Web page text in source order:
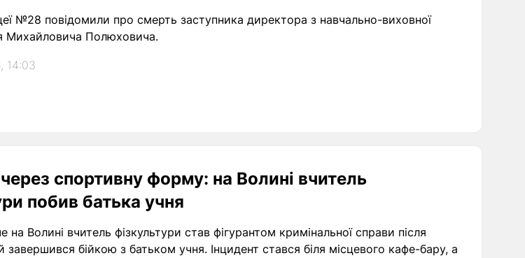
№28 повідомили про смерть заступника директора з навчально-виховної
Михайловича Полюховича.
14:03
спортивну форму: на Волині вчитель
побив батька учня
на Волині вчитель фізкультури став фігурантом кримінальної справи після
завершився бійкою з батьком учня. Інцидент стався біля місцевого кафе-бару, а